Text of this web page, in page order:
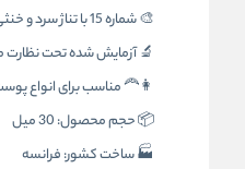
🎨 شماره 15 با تناژ سرد و خنثی مناسب پوست بسیار روشن
🔬 آزمایش شده تحت
👩‍🦰 مناسب برای
📦 حجم محصول: 30 میل
🏭 ساخت کشور: فرانسه